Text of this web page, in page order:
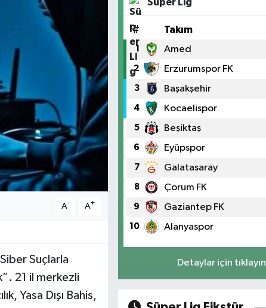
A- A+
Suçlarla
21 il merkezli
Yasa Dışı Bahis,
# Takım
1 Amed
2 Erzurumspor FK
3 Başakşehir
4 Kocaelispor
5 Beşiktaş
6 Eyüpspor
7 Galatasaray
8 Çorum FK
9 Gaziantep FK
10 Alanyaspor
Detaylar için tıklayın